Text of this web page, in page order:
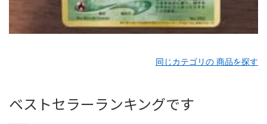
同じカテゴリの 商品を探す
ベストセラーランキングです